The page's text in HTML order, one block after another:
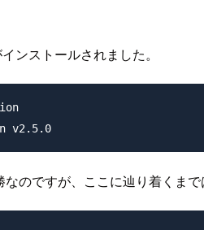
ンストールされました。
のですが、ここに辿り着くま